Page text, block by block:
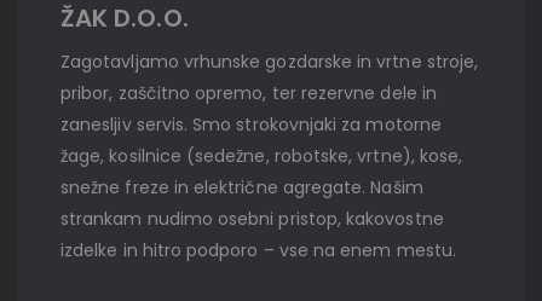
ŽAK D.O.O.
Zagotavljamo vrhunske gozdarske in vrtne stroje,
pribor, zaščitno opremo, ter rezervne dele in
zanesljiv servis. Smo strokovnjaki za motorne
žage, kosilnice (sedežne, robotske, vrtne), kose,
snežne freze in električne agregate. Našim
strankam nudimo osebni pristop, kakovostne
izdelke in hitro podporo – vse na enem mestu.